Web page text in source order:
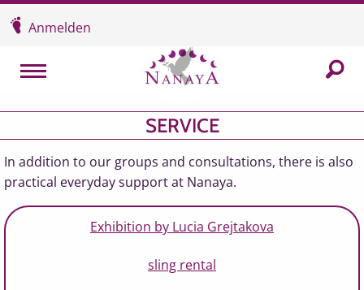
Überspringen und zum Inhalt
Anmelden
MENU In
SERVICE
In addition to our groups and consultations, there is also
practical everyday support at Nanaya.
Exhibition by Lucia Grejtakova
sling rental